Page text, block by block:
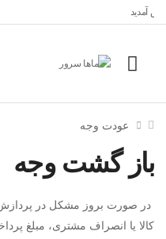
آمدید
عودت وجه
باز گشت وجه
در صورت بروز مشکل در پردازش